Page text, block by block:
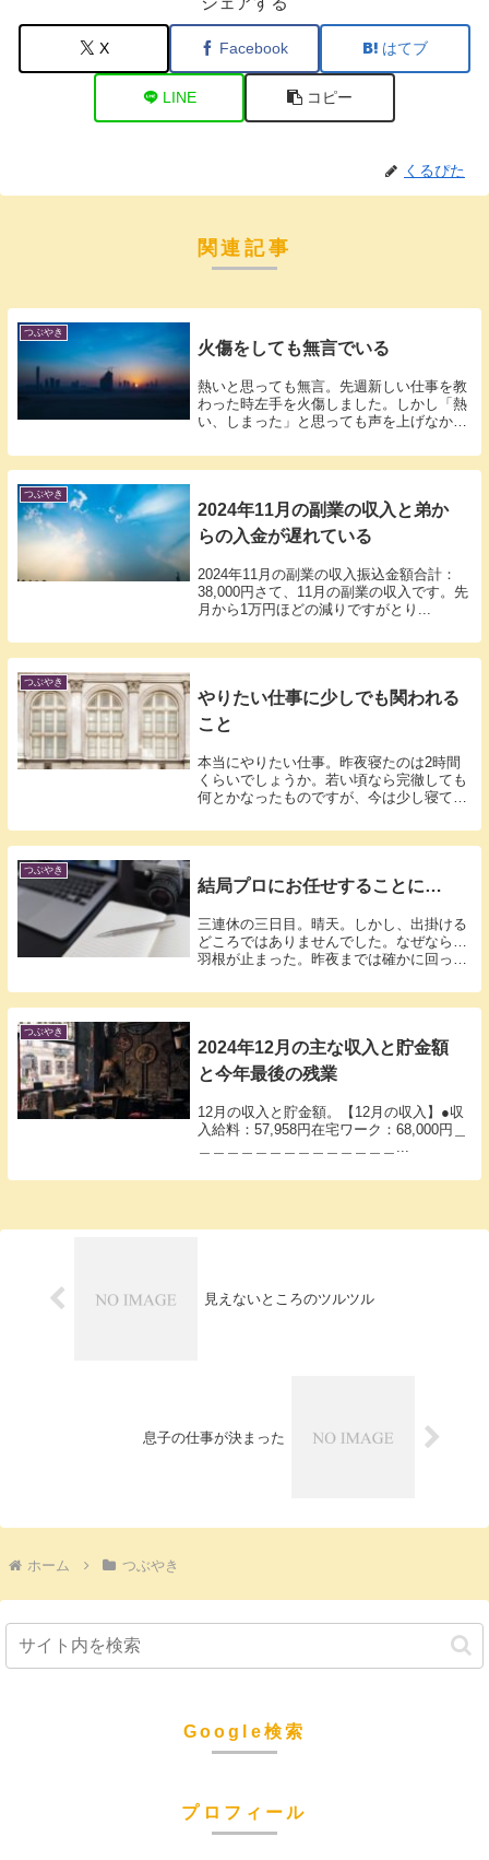
X Facebook はてブ
LINE コピー
くるぴた
関連記事
つぶやき
火傷をしても無言でいる
熱いと思っても無言。先週新しい仕事を教
わった時左手を火傷しました。しかし「熱
い、しまった」と思っても声を上げなかっ
つぶやき
2024年11月の副業の収入と弟か
らの入金が遅れている
2024年11月の副業の収入振込金額合計：
38,000円さて、11月の副業の収入です。先
月から1万円ほどの減りですがとり...
つぶやき
やりたい仕事に少しでも関われる
こと
本当にやりたい仕事。昨夜寝たのは2時間
くらいでしょうか。若い頃なら完徹しても
何とかなったものですが、今は少し寝ても
つぶやき
結局プロにお任せすることに…
三連休の三日目。晴天。しかし、出掛ける
どころではありませんでした。なぜなら…
羽根が止まった。昨夜までは確かに回って
つぶやき
2024年12月の主な収入と貯金額
と今年最後の残業
12月の収入と貯金額。【12月の収入】●収
入給料：57,958円在宅ワーク：68,000円＿
見えないところのツルツル
息子の仕事が決まった
ホーム つぶやき
Google検索
プロフィール